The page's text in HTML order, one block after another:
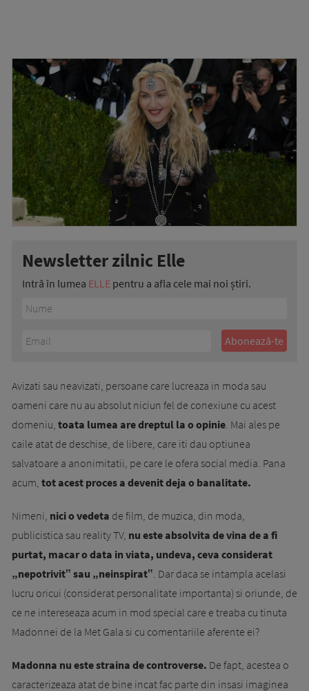
Newsletter zilnic Elle
Intră în lumea ELLE pentru a afla cele mai noi știri.
Avizati sau neavizati, persoane care lucreaza in moda sau
oameni care nu au absolut niciun fel de conexiune cu acest
domeniu, toata lumea are dreptul la o opinie . Mai ales pe
caile atat de deschise, de libere, care iti dau optiunea
salvatoare a anonimitatii, pe care le ofera social media. Pana
acum, tot acest proces a devenit deja o banalitate.
Nimeni, nici o vedeta de film, de muzica, din moda,
publicistica sau reality TV, nu este absolvita de vina de a fi
purtat, macar o data in viata, undeva, ceva considerat
„nepotrivit‟ sau „neinspirat‟ . Dar daca se intampla acelasi
lucru oricui (considerat personalitate importanta) si oriunde, de
ce ne intereseaza acum in mod special care e treaba cu tinuta
Madonnei de la Met Gala si cu comentariile aferente ei?
Madonna nu este straina de controverse. De fapt, acestea o
caracterizeaza atat de bine incat fac parte din insasi imaginea